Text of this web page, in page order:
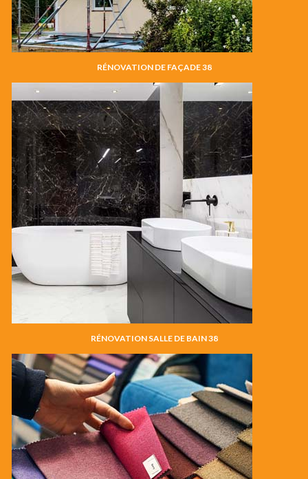
RÉNOVATION DE FAÇADE 38
RÉNOVATION SALLE DE BAIN 38